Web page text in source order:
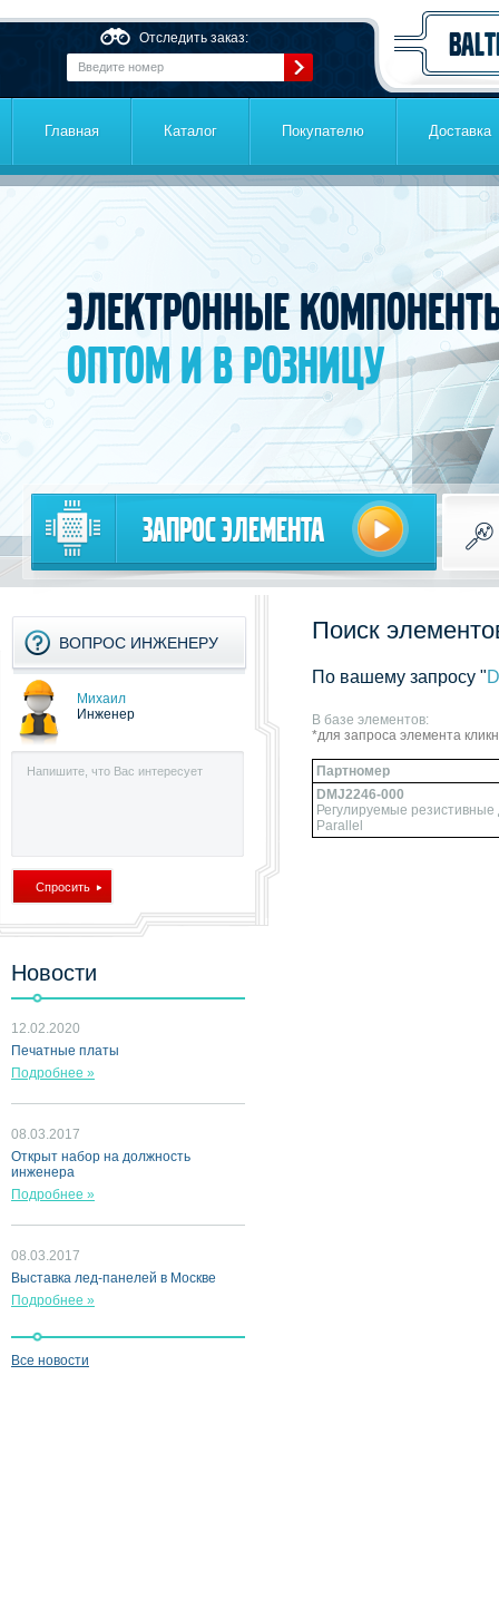
Отследить заказ:
Главная Каталог Покупателю Доставка
Электронные
оптом и в розницу
Запрос элемента
ВОПРОС ИНЖЕНЕРУ
Михаил
Инженер
Новости
12.02.2020
Печатные платы
Подробнее »
08.03.2017
Открыт набор на должность
инженера
Подробнее »
08.03.2017
Выставка лед-панелей в Москве
Подробнее »
Все новости
Поиск
По вашему запросу "
В базе элементов:
*для запроса элемента
Партномер
DMJ2246-000
Регулируемые
Parallel